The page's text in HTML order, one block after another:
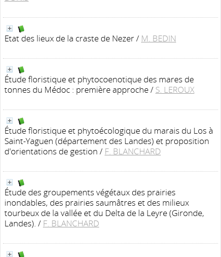
Etat des lieux de la craste de Nezer/ M. BEDIN
Étude floristique et phytocoenotique des mares de
tonnes du Médoc : première approche/ S. LEROUX
Étude floristique et phytoécologique du marais du Los à
Saint-Yaguen (département des Landes) et proposition
d'orientations de gestion / F. BLANCHARD
Étude des groupements végétaux des prairies
inondables, des prairies saumâtres et des milieux
tourbeux de la vallée et du Delta de la Leyre (Gironde,
Landes). / F. BLANCHARD